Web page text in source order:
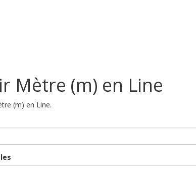
Mètre (m) en Line
(m) en Line.